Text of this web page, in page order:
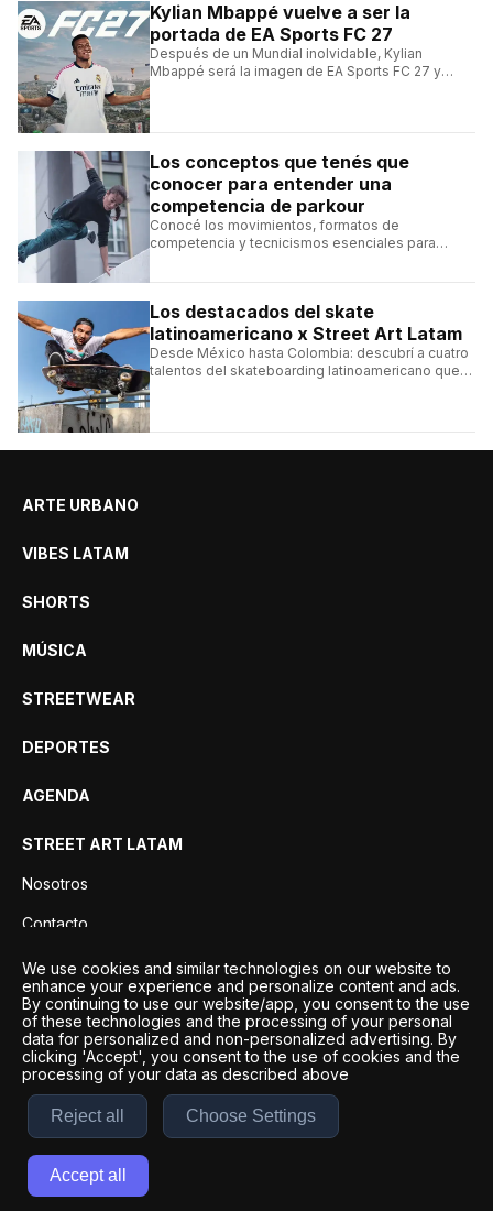
Kylian Mbappé vuelve a ser la
portada de EA Sports FC 27
Después de un Mundial inolvidable, Kylian
Mbappé será la imagen de EA Sports FC 27 y
Los conceptos que tenés que
conocer para entender una
competencia de parkour
Conocé los movimientos, formatos de
competencia y tecnicismos esenciales para
Los destacados del skate
latinoamericano x Street Art Latam
Desde México hasta Colombia: descubrí a cuatro
talentos del skateboarding latinoamericano que
ARTE URBANO
VIBES LATAM
SHORTS
MÚSICA
STREETWEAR
DEPORTES
AGENDA
STREET ART LATAM
Nosotros
Contacto
Privacidad
Desarrollo por
Términos y condiciones
We use cookies and similar technologies on our website to
enhance your experience and personalize content and ads.
By continuing to use our website/app, you consent to the use
of these technologies and the processing of your personal
data for personalized and non-personalized advertising. By
clicking 'Accept', you consent to the use of cookies and the
processing of your data as described above
Reject all Choose Settings
Accept all